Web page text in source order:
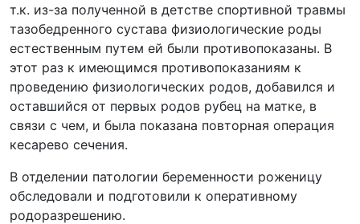
т.к. из-за полученной в детстве спортивной травмы
тазобедренного сустава физиологические роды
естественным путем ей были противопоказаны. В
этот раз к имеющимся противопоказаниям к
проведению физиологических родов, добавился и
оставшийся от первых родов рубец на матке, в
связи с чем, и была показана повторная операция
кесарево сечения.
В отделении патологии беременности роженицу
обследовали и подготовили к оперативному
родоразрешению.